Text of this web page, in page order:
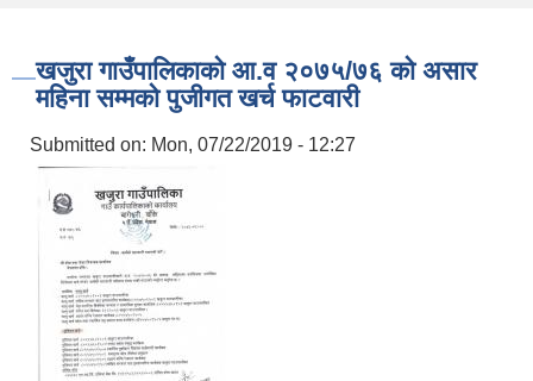
खजुरा गाउँपालिकाको आ.व २०७५/७६ को असार
महिना सम्मको पुजीगत खर्च फाटवारी
Submitted on: Mon, 07/22/2019 - 12:27